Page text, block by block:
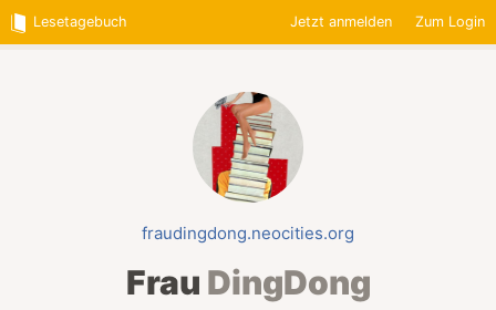
Lesetagebuch Jetzt anmelden Zum Login
fraudingdong.neocities.org
Frau DingDong